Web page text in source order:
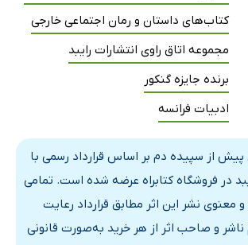
کتاب‌های داستان و رمان اجتماعی خارجی
مجموعه اتاق راوی انتشارات رایبد
برنده جایزه گنکور
ادبیات فرانسه
پیش از سپیده دم بر اساس قرارداد رسمی با
در فروشگاه کتابراه عرضه شده است. تمامی
معنوی نشر این اثر مطابق قرارداد رعایت
و صاحب اثر از هر خرید به‌صورت قانونی